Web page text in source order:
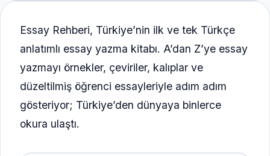
Essay Rehberi, Türkiye’nin ilk ve tek Türkçe
anlatımlı essay yazma kitabı. A’dan Z’ye essay
yazmayı örnekler, çeviriler, kalıplar ve
düzeltilmiş öğrenci essayleriyle adım adım
gösteriyor; Türkiye’den dünyaya binlerce
okura ulaştı.